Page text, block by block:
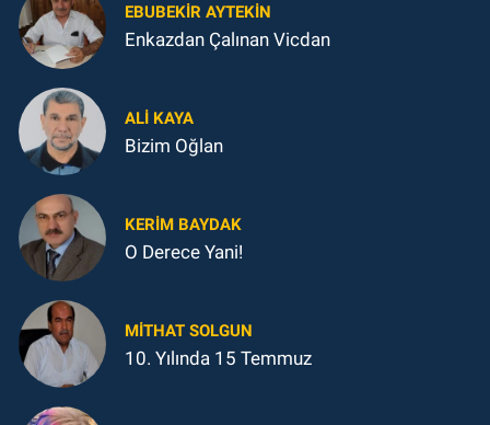
EBUBEKIR AYTEKIN
Enkazdan Çalınan Vicdan
ALI KAYA
Bizim Oğlan
KERIM BAYDAK
O Derece Yani!
MITHAT SOLGUN
10. Yılında 15 Temmuz